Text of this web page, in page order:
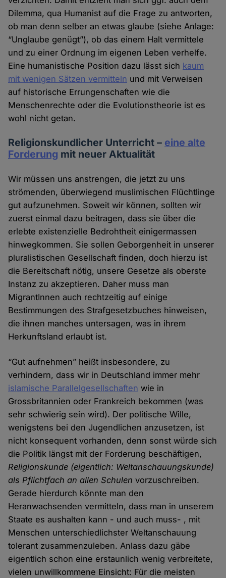
Dilemma, qua Humanist auf die Frage zu antworten,
ob man denn selber an etwas glaube (siehe Anlage:
“Unglaube genügt”), ob das einem Halt vermittele
und zu einer Ordnung im eigenen Leben verhelfe.
Eine humanistische Position dazu lässt sich kaum
mit wenigen Sätzen vermitteln und mit Verweisen
auf historische Errungenschaften wie die
Menschenrechte oder die Evolutionstheorie ist es
wohl nicht getan.
Religionskundlicher Unterricht – eine alte
Forderung mit neuer Aktualität
Wir müssen uns anstrengen, die jetzt zu uns
strömenden, überwiegend muslimischen Flüchtlinge
gut aufzunehmen. Soweit wir können, sollten wir
zuerst einmal dazu beitragen, dass sie über die
erlebte existenzielle Bedrohtheit einigermassen
hinwegkommen. Sie sollen Geborgenheit in unserer
pluralistischen Gesellschaft finden, doch hierzu ist
die Bereitschaft nötig, unsere Gesetze als oberste
Instanz zu akzeptieren. Daher muss man
MigrantInnen auch rechtzeitig auf einige
Bestimmungen des Strafgesetzbuches hinweisen,
die ihnen manches untersagen, was in ihrem
Herkunftsland erlaubt ist.
“Gut aufnehmen” heißt insbesondere, zu
verhindern, dass wir in Deutschland immer mehr
islamische Parallelgesellschaften wie in
Grossbritannien oder Frankreich bekommen (was
sehr schwierig sein wird). Der politische Wille,
wenigstens bei den Jugendlichen anzusetzen, ist
nicht konsequent vorhanden, denn sonst würde sich
die Politik längst mit der Forderung beschäftigen,
Religionskunde (eigentlich: Weltanschauungskunde)
als Pflichtfach an allen Schulen vorzuschreiben.
Gerade hierdurch könnte man den
Heranwachsenden vermitteln, dass man in unserem
Staate es aushalten kann - und auch muss- , mit
Menschen unterschiedlichster Weltanschauung
tolerant zusammenzuleben. Anlass dazu gäbe
eigentlich schon eine erstaunlich wenig verbreitete,
vielen unwillkommene Einsicht: Für die meisten